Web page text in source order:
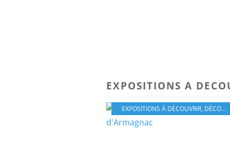
EXPOSITIONS A
EXPOSITIONS À DÉCOUVRIR, DÉCOUVERTE DU SUD-OUEST